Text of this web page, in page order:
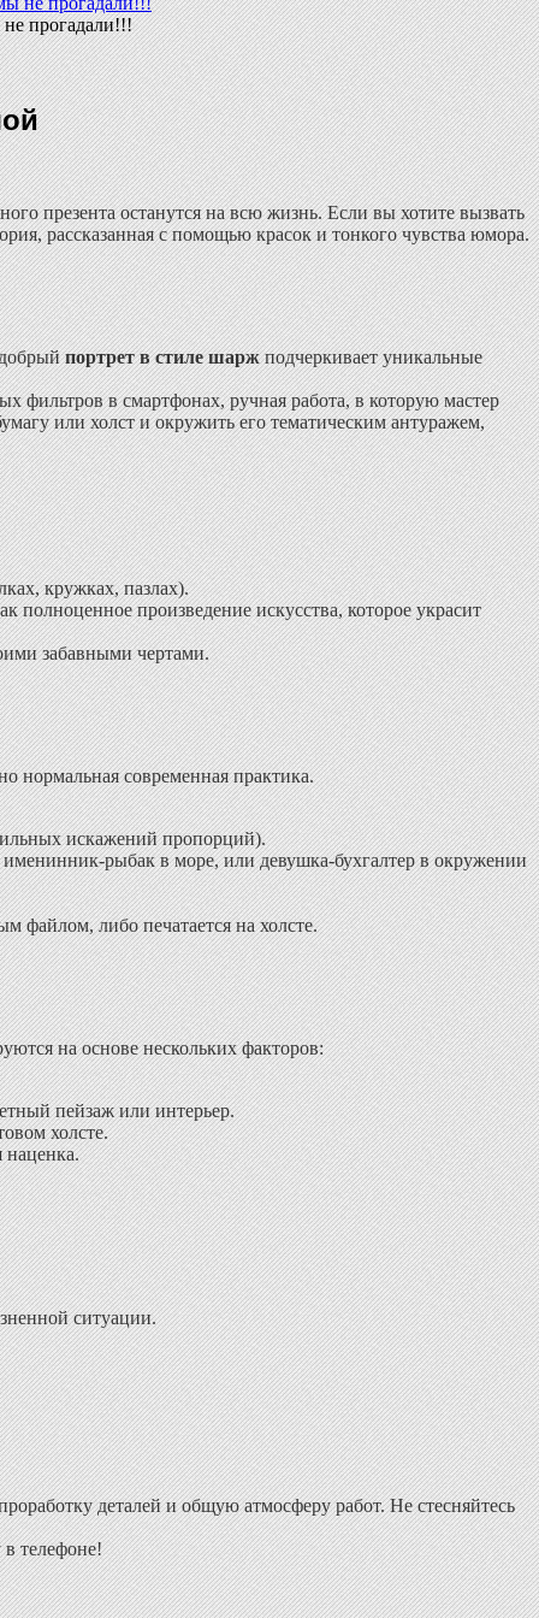
прогадали!!!
презента останутся на всю жизнь. Если вы хотите вызвать
рассказанная с помощью красок и тонкого чувства юмора.
добрыйпортрет в стиле шаржподчеркивает уникальные
фильтров в смартфонах, ручная работа, в которую мастер
или холст и окружить его тематическим антуражем,
кружках, пазлах).
произведение искусства, которое украсит
забавными чертами.
нормальная современная практика.
искажений пропорций).
рыбак в море, или девушка-бухгалтер в окружении
файлом, либо печатается на холсте.
на основе нескольких факторов:
пейзаж или интерьер.
холсте.
наценка.
ситуации.
деталей и общую атмосферу работ. Не стесняйтесь
в телефоне!